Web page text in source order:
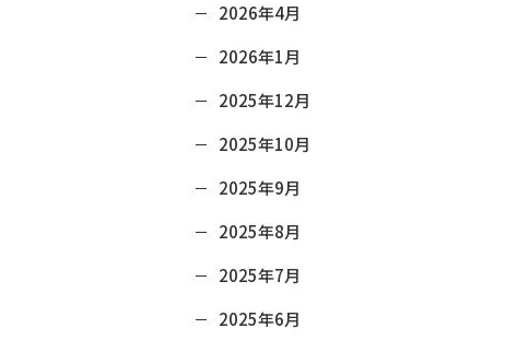
2026年4月
2026年1月
2025年12月
2025年10月
2025年9月
2025年8月
2025年7月
2025年6月